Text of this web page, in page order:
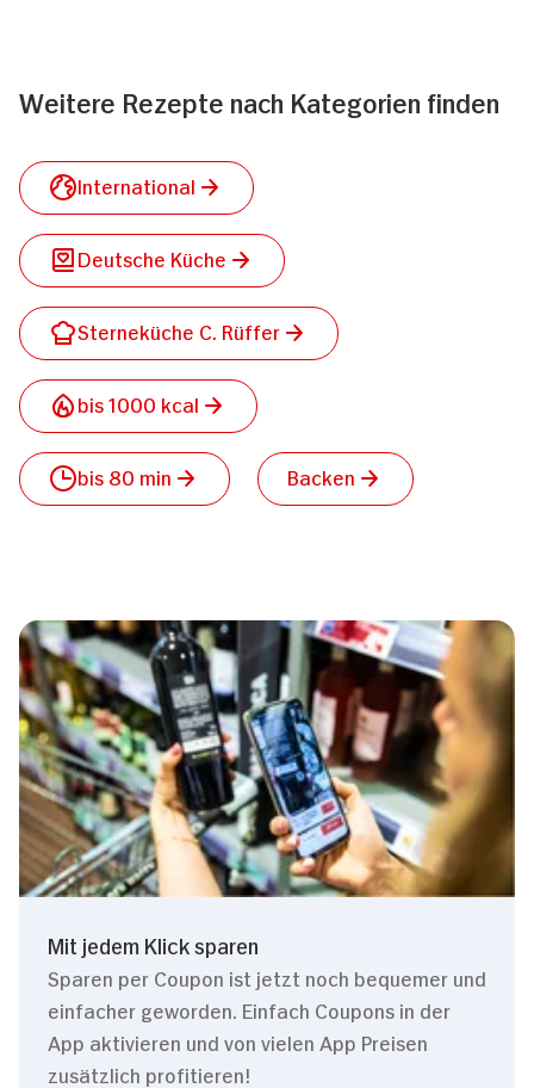
Weitere Rezepte nach Kategorien finden
International
Deutsche Küche
Sterneküche C. Rüffer
bis 1000 kcal
bis 80 min Backen
Mit jedem Klick sparen
Sparen per Coupon ist jetzt noch bequemer und
einfacher geworden. Einfach Coupons in der
App aktivieren und von vielen App Preisen
zusätzlich profitieren!